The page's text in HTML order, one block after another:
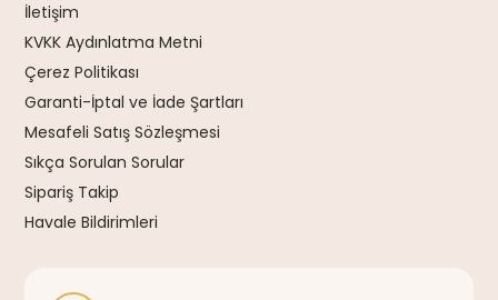
İletişim
KVKK Aydınlatma Metni
Çerez Politikası
Garanti-İptal ve İade Şartları
Mesafeli Satış Sözleşmesi
Sıkça Sorulan Sorular
Sipariş Takip
Havale Bildirimleri